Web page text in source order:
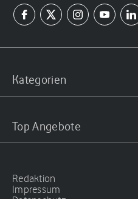
Kategorien
Top Angebote
Redaktion
Impressum